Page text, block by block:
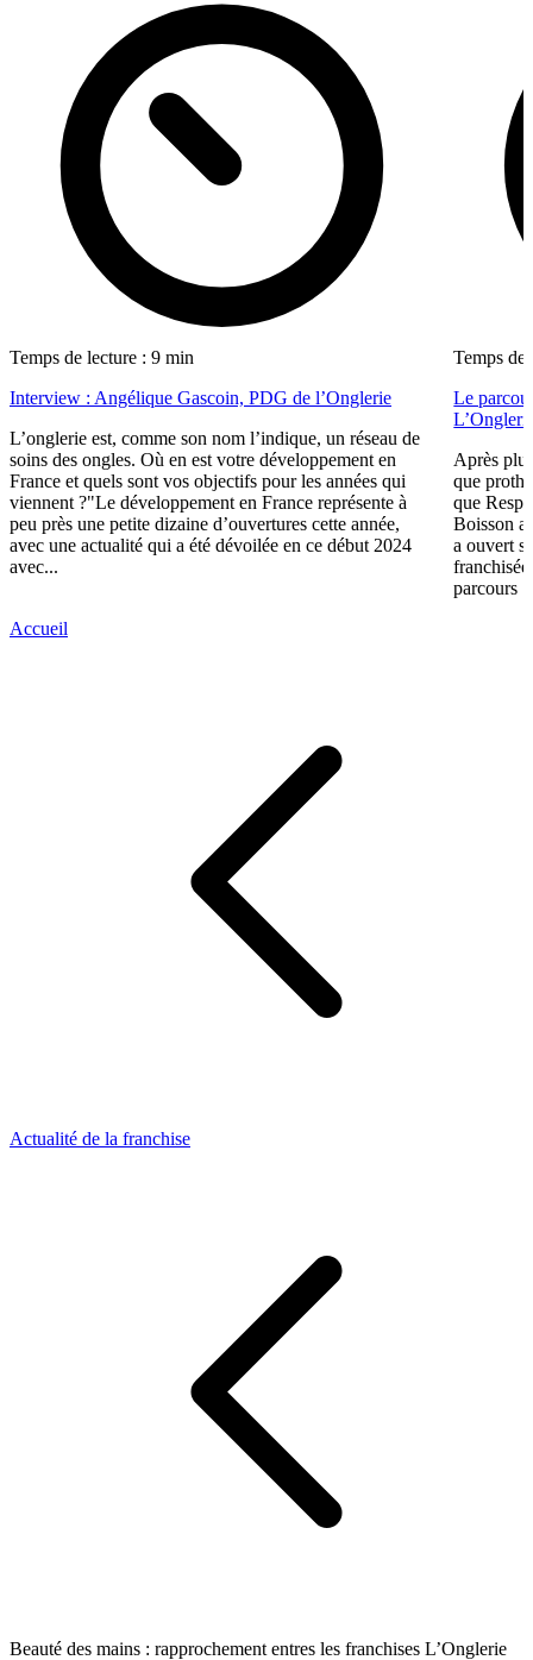
Temps de lecture : 9 min
Interview : Angélique Gascoin, PDG de l’Onglerie
L’onglerie est, comme son nom l’indique, un réseau de
soins des ongles. Où en est votre développement en
France et quels sont vos objectifs pour les années qui
viennent ?"Le développement en France représente à
peu près une petite dizaine d’ouvertures cette année,
avec une actualité qui a été dévoilée en ce début 2024
avec...
Temps de
Le
Après
que
que
Boisson a
a ouvert
franchisée
parcours
Accueil
Actualité de la franchise
Beauté des mains : rapprochement entres les franchises L’Onglerie